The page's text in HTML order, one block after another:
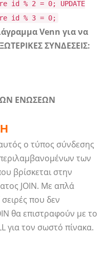
id % 2 = 0; UPDATE
id % 3 = 0;
Venn για να
ΣΥΝΔΕΣΕΙΣ:
ΕΝΩΣΕΩΝ
ο τύπος σύνδεσης
των
βρίσκεται στην
JOIN. Με απλά
που δεν
θα επιστραφούν με το
για τον σωστό πίνακα.